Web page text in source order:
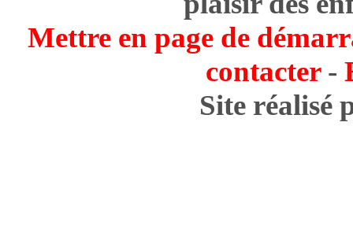
Mettre en page de
contacter-
Site réalisé